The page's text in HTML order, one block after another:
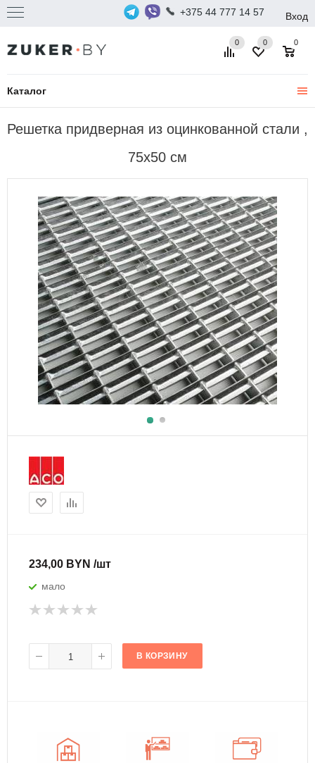
+375 44 777 14 57 Вход
Каталог
0 0
0
Решетка придверная из оцинкованной стали ,
75х50 см
234,00 BYN /шт
мало
В КОРЗИНУ